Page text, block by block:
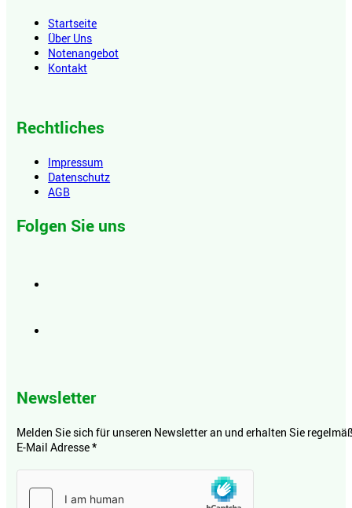
Startseite
Über Uns
Notenangebot
Kontakt
Rechtliches
Impressum
Datenschutz
AGB
Folgen Sie uns
Newsletter
Melden Sie sich für unseren Newsletter an und erhalten Sie
E-Mail Adresse*